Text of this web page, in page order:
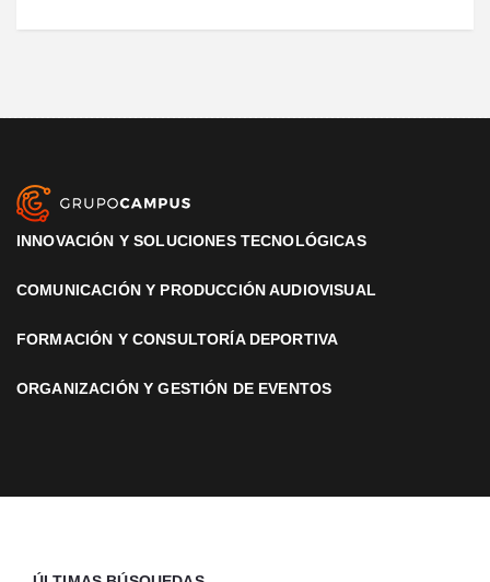
INNOVACIÓN Y SOLUCIONES TECNOLÓGICAS
COMUNICACIÓN Y PRODUCCIÓN AUDIOVISUAL
FORMACIÓN Y CONSULTORÍA DEPORTIVA
ORGANIZACIÓN Y GESTIÓN DE EVENTOS